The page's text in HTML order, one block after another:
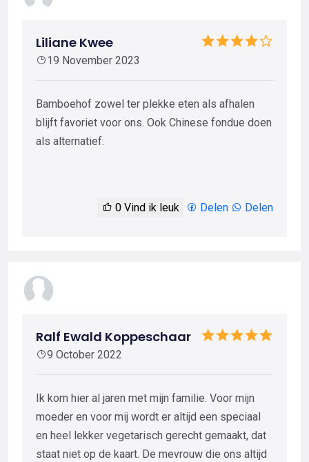
Liliane Kwee
19 November 2023
Bamboehof zowel ter plekke eten als afhalen
blijft favoriet voor ons. Ook Chinese fondue doen
als alternatief.
0 Vind ik leuk Delen Delen
Ralf Ewald Koppeschaar
9 October 2022
Ik kom hier al jaren met mijn familie. Voor mijn
moeder en voor mij wordt er altijd een speciaal
en heel lekker vegetarisch gerecht gemaakt, dat
staat niet op de kaart. De mevrouw die ons altijd